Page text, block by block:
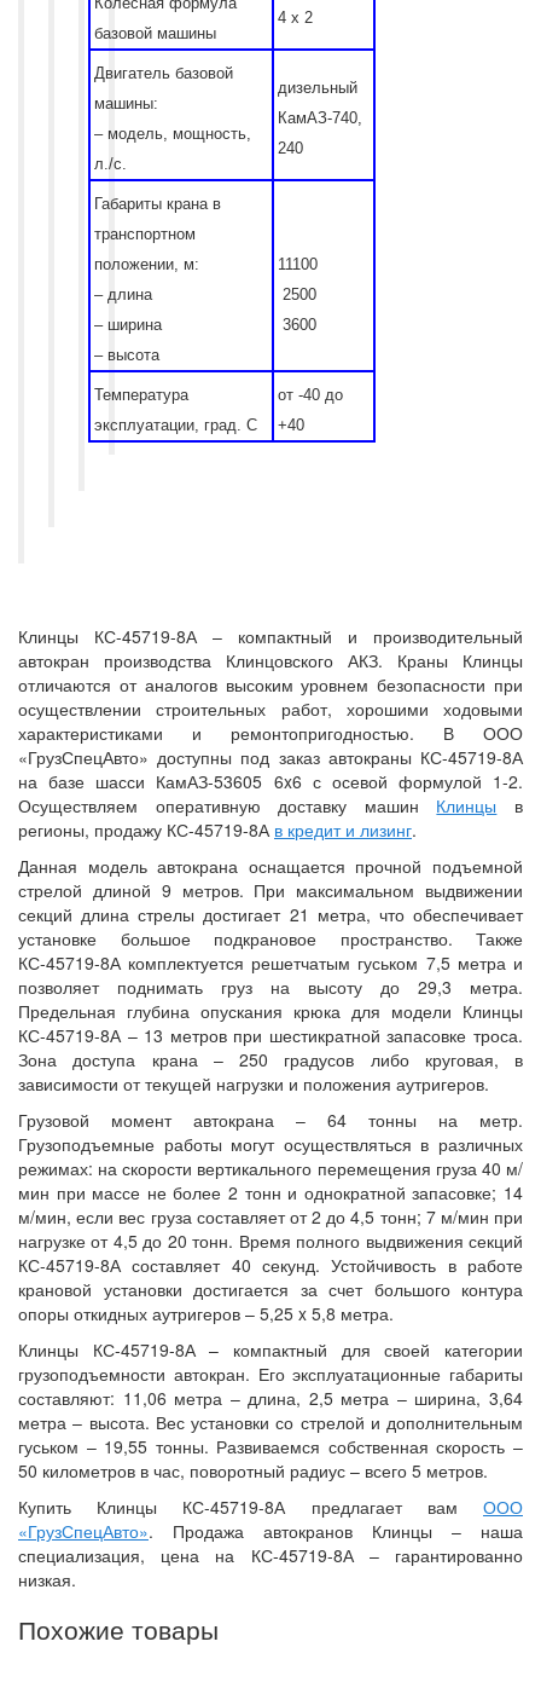
базовой машины
4 х 2
Двигатель базовой
машины:
– модель, мощность,
л./с.
дизельный
КамАЗ-740,
240
Габариты крана в
транспортном
положении, м:
– длина
– ширина
– высота
11100
2500
3600
Температура
эксплуатации, град. С
от -40 до
+40
Клинцы КС-45719-8А – компактный и производительный
автокран производства Клинцовского АКЗ. Краны Клинцы
отличаются от аналогов высоким уровнем безопасности при
осуществлении строительных работ, хорошими ходовыми
характеристиками и ремонтопригодностью. В ООО
«ГрузСпецАвто» доступны под заказ автокраны КС-45719-8А
на базе шасси КамАЗ-53605 6x6 с осевой формулой 1-2.
Осуществляем оперативную доставку машин Клинцы в
регионы, продажу КС-45719-8А в кредит и лизинг.
Данная модель автокрана оснащается прочной подъемной
стрелой длиной 9 метров. При максимальном выдвижении
секций длина стрелы достигает 21 метра, что обеспечивает
установке большое подкрановое пространство. Также
КС-45719-8А комплектуется решетчатым гуськом 7,5 метра и
позволяет поднимать груз на высоту до 29,3 метра.
Предельная глубина опускания крюка для модели Клинцы
КС-45719-8А – 13 метров при шестикратной запасовке троса.
Зона доступа крана – 250 градусов либо круговая, в
зависимости от текущей нагрузки и положения аутригеров.
Грузовой момент автокрана – 64 тонны на метр.
Грузоподъемные работы могут осуществляться в различных
режимах: на скорости вертикального перемещения груза 40 м/
мин при массе не более 2 тонн и однократной запасовке; 14
м/мин, если вес груза составляет от 2 до 4,5 тонн; 7 м/мин при
нагрузке от 4,5 до 20 тонн. Время полного выдвижения секций
КС-45719-8А составляет 40 секунд. Устойчивость в работе
крановой установки достигается за счет большого контура
опоры откидных аутригеров – 5,25 x 5,8 метра.
Клинцы КС-45719-8А – компактный для своей категории
грузоподъемности автокран. Его эксплуатационные габариты
составляют: 11,06 метра – длина, 2,5 метра – ширина, 3,64
метра – высота. Вес установки со стрелой и дополнительным
гуськом – 19,55 тонны. Развиваемся собственная скорость –
50 километров в час, поворотный радиус – всего 5 метров.
Купить Клинцы КС-45719-8А предлагает вам ООО
«ГрузСпецАвто». Продажа автокранов Клинцы – наша
специализация, цена на КС-45719-8А – гарантированно
низкая.
Похожие товары